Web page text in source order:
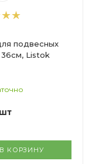
подвесных
Listok
В КОРЗИНУ